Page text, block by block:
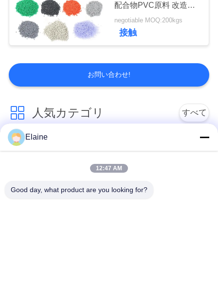
配合物PVC原料 改造さ
れたプラスチック複合物
negotiable MOQ:200kgs
接触
お問い合わせ!
人気カテゴリ すべて
ポリ塩化ビニール熱
ポリ塩化ビニールの
UPVC 配合化合物
Elaine
12:47 AM
Good day, what product are you looking for?